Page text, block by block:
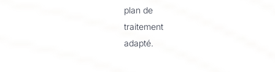
plan de
traitement
adapté.